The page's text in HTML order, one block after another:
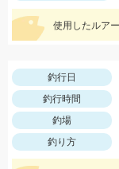
釣行日
釣行時間
釣場
釣り方